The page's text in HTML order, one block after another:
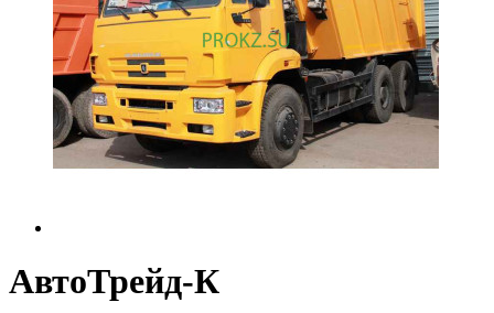
АвтоТрейд-К